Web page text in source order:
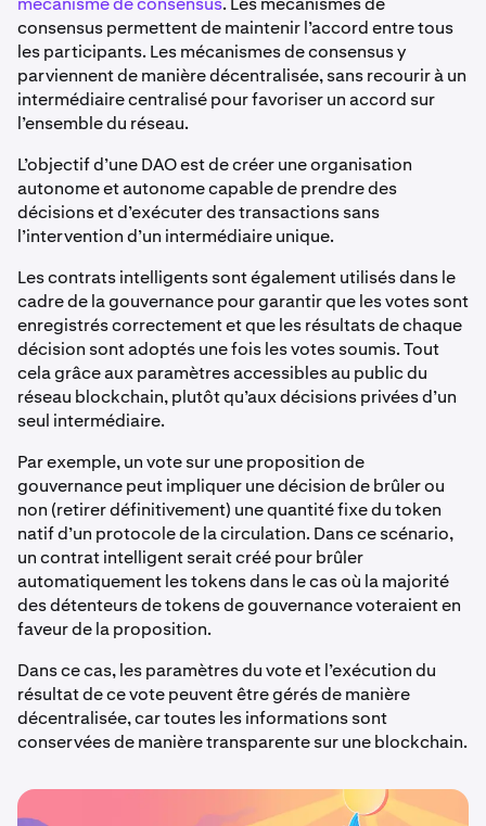
consensus permettent de maintenir l’accord entre tous
les participants. Les mécanismes de consensus y
parviennent de manière décentralisée, sans recourir à un
intermédiaire centralisé pour favoriser un accord sur
l’ensemble du réseau.
L’objectif d’une DAO est de créer une organisation
autonome et autonome capable de prendre des
décisions et d’exécuter des transactions sans
l’intervention d’un intermédiaire unique.
Les contrats intelligents sont également utilisés dans le
cadre de la gouvernance pour garantir que les votes sont
enregistrés correctement et que les résultats de chaque
décision sont adoptés une fois les votes soumis. Tout
cela grâce aux paramètres accessibles au public du
réseau blockchain, plutôt qu’aux décisions privées d’un
seul intermédiaire.
Par exemple, un vote sur une proposition de
gouvernance peut impliquer une décision de brûler ou
non (retirer définitivement) une quantité fixe du token
natif d’un protocole de la circulation. Dans ce scénario,
un contrat intelligent serait créé pour brûler
automatiquement les tokens dans le cas où la majorité
des détenteurs de tokens de gouvernance voteraient en
faveur de la proposition.
Dans ce cas, les paramètres du vote et l’exécution du
résultat de ce vote peuvent être gérés de manière
décentralisée, car toutes les informations sont
conservées de manière transparente sur une blockchain.